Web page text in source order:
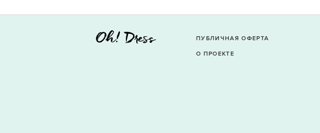
ПУБЛИЧНАЯ ОФЕРТА
О ПРОЕКТЕ